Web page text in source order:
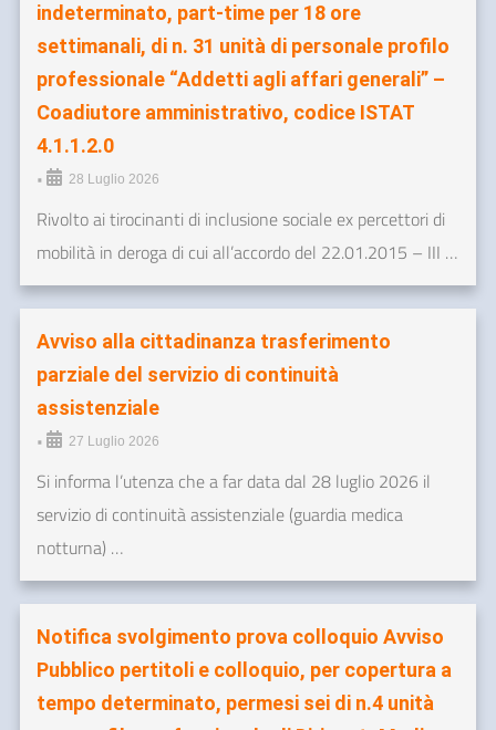
indeterminato, part-time per 18 ore
settimanali, di n. 31 unità di personale profilo
professionale “Addetti agli affari generali” –
Coadiutore amministrativo, codice ISTAT
4.1.1.2.0
• 28 Luglio 2026
Rivolto ai tirocinanti di inclusione sociale ex percettori di
mobilità in deroga di cui all’accordo del 22.01.2015 – III …
Avviso alla cittadinanza trasferimento
parziale del servizio di continuità
assistenziale
• 27 Luglio 2026
Si informa l’utenza che a far data dal 28 luglio 2026 il
servizio di continuità assistenziale (guardia medica
notturna) …
Notifica svolgimento prova colloquio Avviso
Pubblico pertitoli e colloquio, per copertura a
tempo determinato, permesi sei di n.4 unità